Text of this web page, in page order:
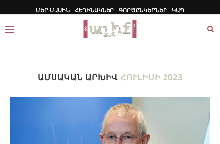
ՄԵՐ ՄԱՍԻՆ ՀԵՂԻՆԱԿՆԵՐ ԳՈՐԾԸՆԿԵՐՆԵՐ ԿԱՊ
ԱՄՍԱԿԱՆ ԱՐԽԻՎ ՀՈՒԼԻՍԻ 2023